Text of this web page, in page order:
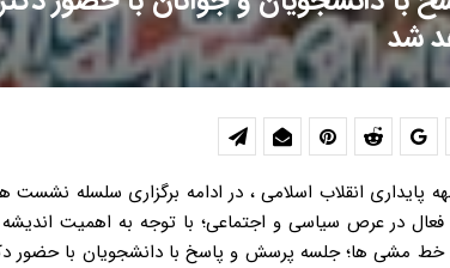
شد
پایداری انقلاب اسلامی ، در ادامه برگزاری سلسله نشست
فعال در عرص سیاسی و اجتماعی؛ با توجه به اهمیت
خط مشی ها؛ جلسه پرسش و پاسخ با دانشجویان با حضور